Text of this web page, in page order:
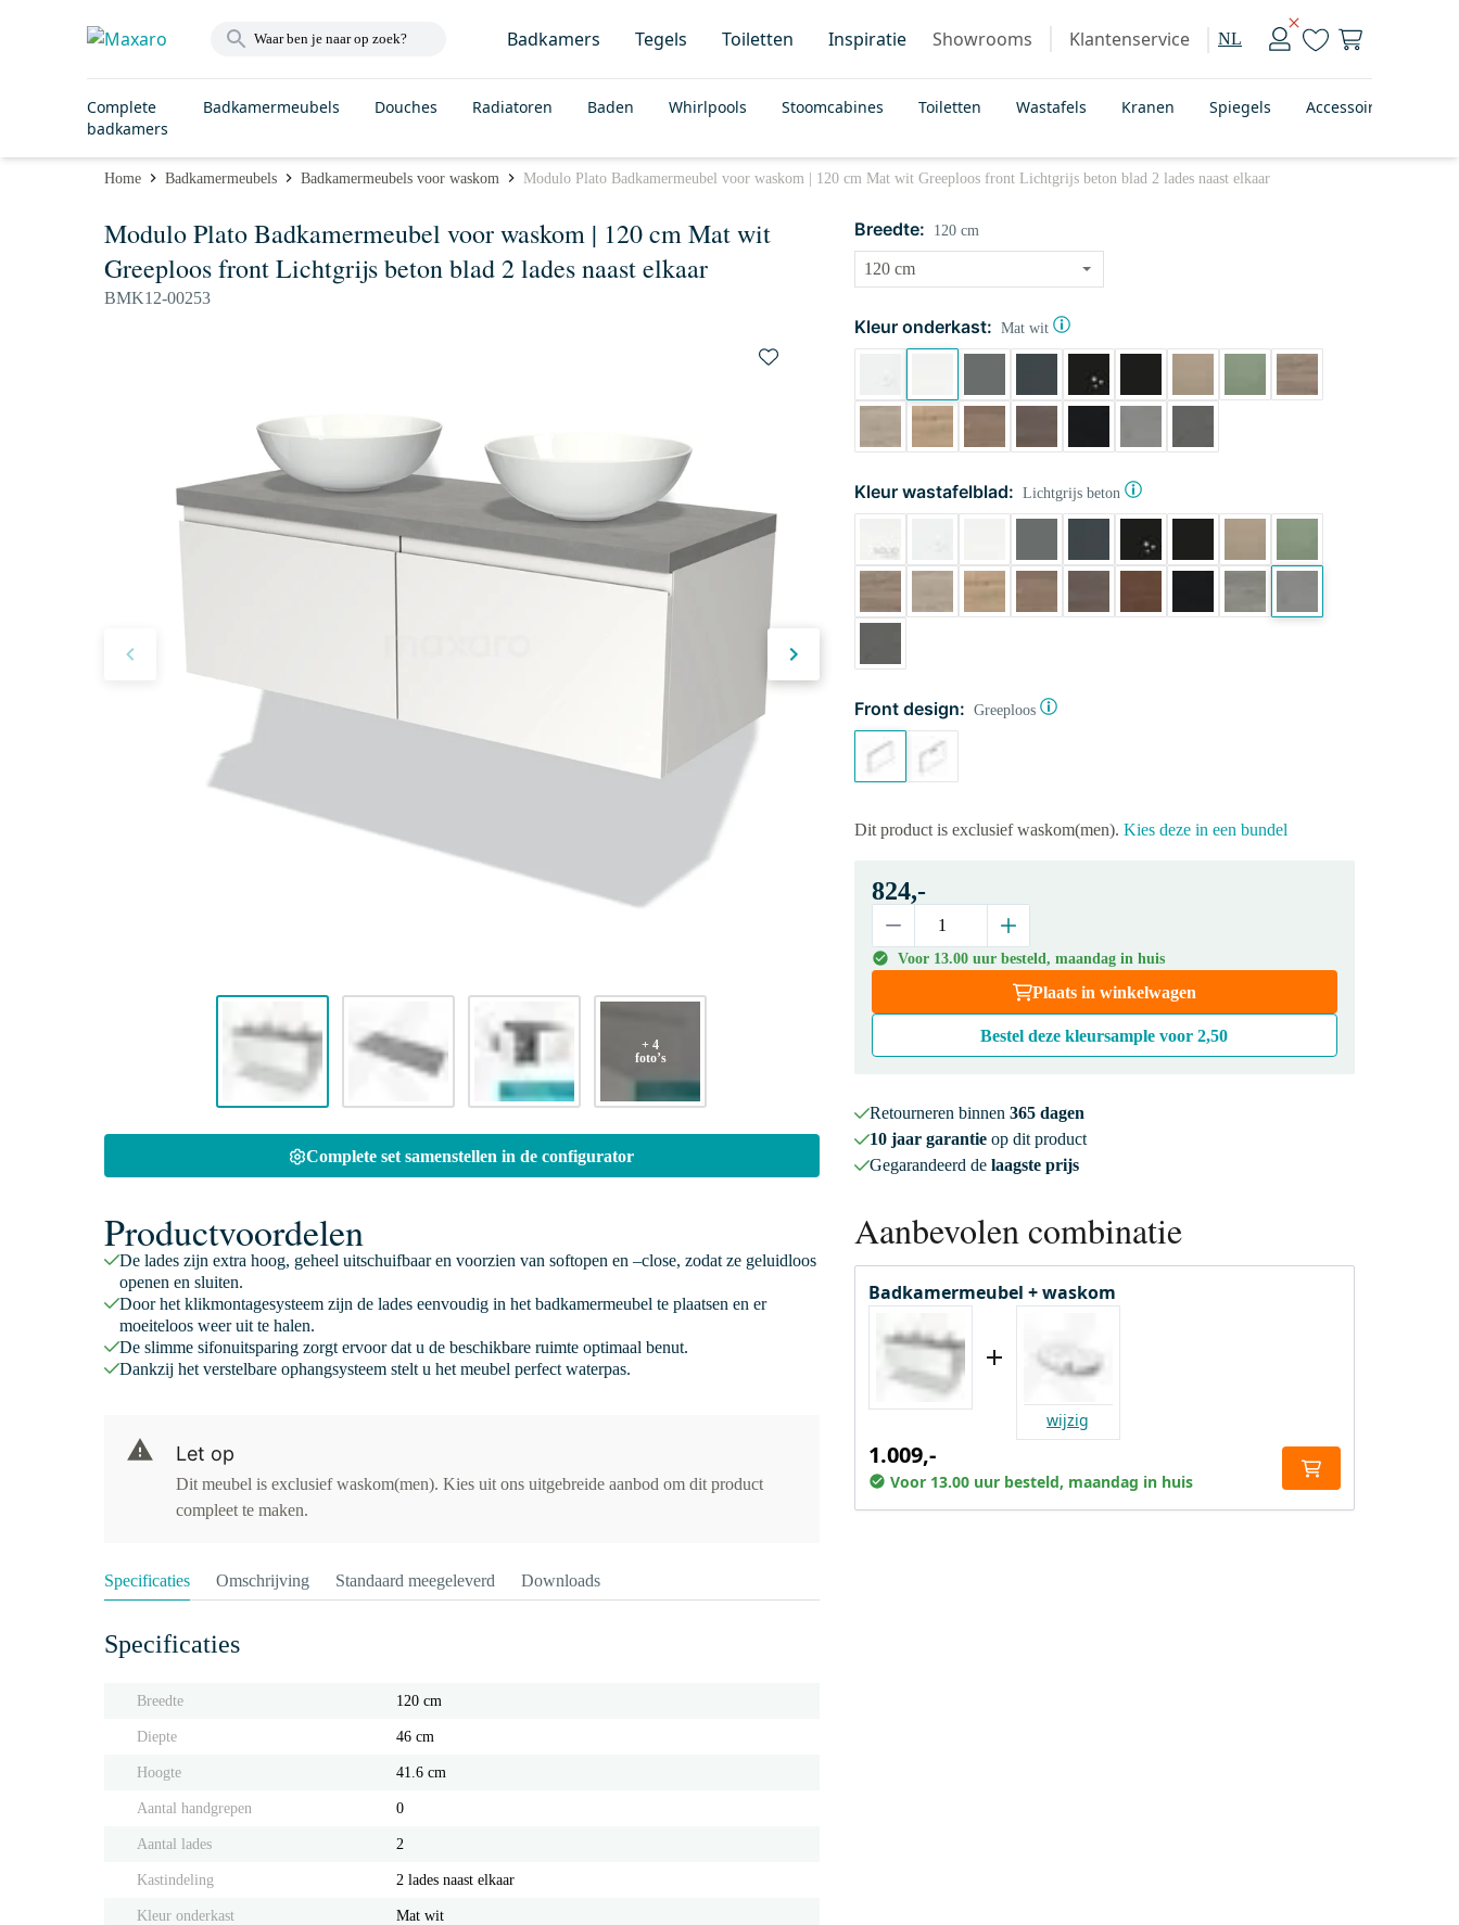
Badkamers Tegels Toiletten Inspiratie Showrooms Klantenservice NL
Complete
badkamers
Badkamermeubels Douches Radiatoren Baden Whirlpools Stoomcabines Toiletten Wastafels Kranen Spiegels Accessoires
Home Badkamermeubels Badkamermeubels voor waskom Modulo Plato Badkamermeubel voor waskom | 120 cm Mat wit Greeploos front Lichtgrijs beton blad 2 lades naast elkaar
Modulo Plato Badkamermeubel voor waskom | 120 cm Mat wit
Greeploos front Lichtgrijs beton blad 2 lades naast elkaar
BMK12-00253
+ 4
foto’s
Complete set samenstellen in de configurator
Dit product is exclusief waskom(men). Kies deze in een bundel
Breedte: 120 cm
Kleur onderkast: Mat wit
Kleur wastafelblad: Lichtgrijs beton
Front design: Greeploos
824,-
Voor 13.00 uur besteld, maandag in huis
Plaats in winkelwagen
Bestel deze kleursample voor2,50
Retourneren binnen 365 dagen
10 jaar garantieop dit product
Gegarandeerd de laagste prijs
Productvoordelen
De lades zijn extra hoog, geheel uitschuifbaar en voorzien van softopen en –close, zodat ze geluidloos
openen en sluiten.
Door het klikmontagesysteem zijn de lades eenvoudig in het badkamermeubel te plaatsen en er
moeiteloos weer uit te halen.
De slimme sifonuitsparing zorgt ervoor dat u de beschikbare ruimte optimaal benut.
Dankzij het verstelbare ophangsysteem stelt u het meubel perfect waterpas.
Let op
Dit meubel is exclusief waskom(men). Kies uit ons uitgebreide aanbod om dit product
compleet te maken.
Specificaties Omschrijving Standaard meegeleverd Downloads
Specificaties
Breedte 120 cm
Diepte 46 cm
Hoogte 41.6 cm
Aantal handgrepen 0
Aantal lades 2
Kastindeling 2 lades naast elkaar
Kleur onderkast Mat wit
Aanbevolen combinatie
Badkamermeubel + waskom
wijzig
1.009,-
Voor 13.00 uur besteld, maandag in huis